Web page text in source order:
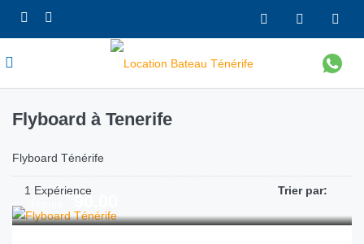
Flyboard à Tenerife
Flyboard Ténérife
1 Expérience
Trier par:
€90.00